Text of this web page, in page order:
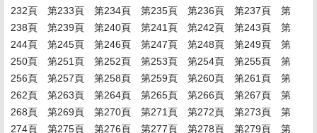
232頁
第233頁 第234頁 第235頁 第236頁 第237頁
第
238頁
第239頁 第240頁 第241頁 第242頁 第243頁
第
244頁
第245頁 第246頁 第247頁 第248頁 第249頁
第
250頁
第251頁 第252頁 第253頁 第254頁 第255頁
第
256頁
第257頁 第258頁 第259頁 第260頁 第261頁
第
262頁
第263頁 第264頁 第265頁 第266頁 第267頁
第
268頁
第269頁 第270頁 第271頁 第272頁 第273頁
第
274頁
第275頁 第276頁 第277頁 第278頁 第279頁
第